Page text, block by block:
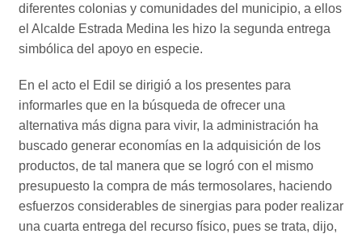
diferentes colonias y comunidades del municipio, a ellos
el Alcalde Estrada Medina les hizo la segunda entrega
simbólica del apoyo en especie.
En el acto el Edil se dirigió a los presentes para
informarles que en la búsqueda de ofrecer una
alternativa más digna para vivir, la administración ha
buscado generar economías en la adquisición de los
productos, de tal manera que se logró con el mismo
presupuesto la compra de más termosolares, haciendo
esfuerzos considerables de sinergias para poder realizar
una cuarta entrega del recurso físico, pues se trata, dijo,